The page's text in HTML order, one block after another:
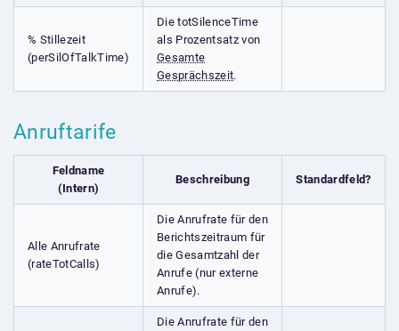
% Stillezeit
(perSilOfTalkTime)
Die totSilenceTime
als Prozentsatz von
Gesamte
Gesprächszeit.
Anruftarife
Feldname
(Intern)
Beschreibung Standardfeld?
Alle Anrufrate
(rateTotCalls)
Die Anrufrate für den
Berichtszeitraum für
die Gesamtzahl der
Anrufe (nur externe
Anrufe).
Die Anrufrate für den